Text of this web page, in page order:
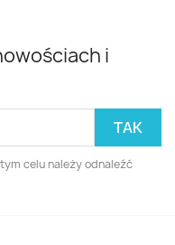
i
celu należy odnaleźć